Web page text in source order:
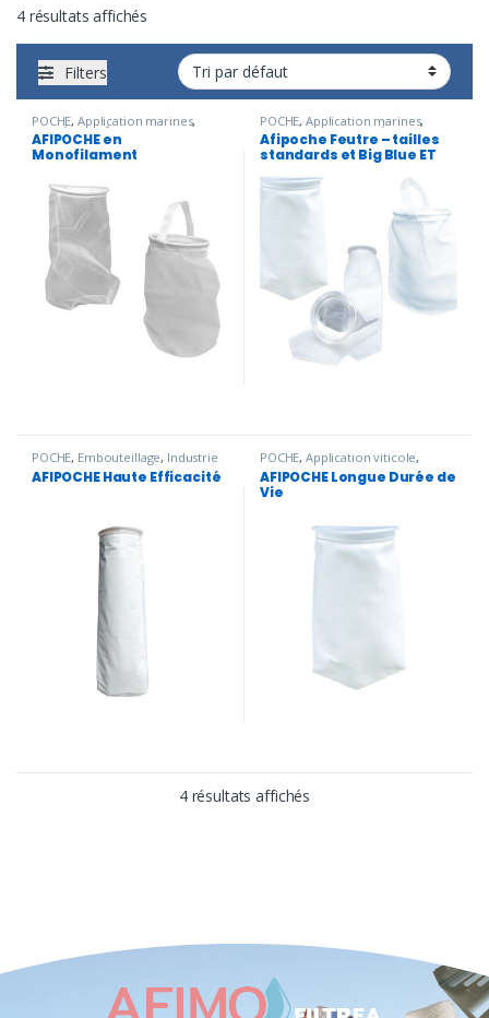
4 résultats affichés
Filters
POCHE,Application marines,
ENTRÉE DE BÂTIMENT Industrie
cosmétique ,Traitement de l'eau
potable
AFIPOCHE en
Monofilament
POCHE,Application marines,
Embouteillage ENTRÉE DE
BÂTIMENT,Filtration bains
chimiques,Industrie cosmétique
Traitement de l'eau
potable
Afipoche Feutre – tailles
standards et Big Blue ET
POCHE, Embouteillage, Industrie
cosmétique ,Traitement de l'eau
potable
AFIPOCHE Haute Efficacité
POCHE,Application viticole,
Industrie cosmétique Traitement
de l'eau potable
AFIPOCHE Longue Durée de
Vie
4 résultats affichés